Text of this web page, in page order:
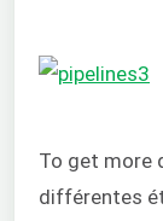
To get more
différentes